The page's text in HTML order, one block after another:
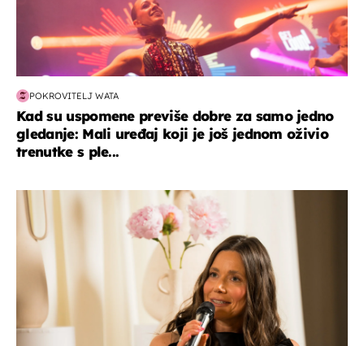
POKROVITELJ WATA
Kad su uspomene previše dobre za samo jedno
gledanje: Mali uređaj koji je još jednom oživio
trenutke s ple...
moda & ljepota